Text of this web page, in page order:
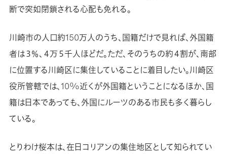
断で突如閉鎖される心配も免れる。
川崎市の人口約150万人のうち、国籍だけで見れば、外国籍
者は３％、４万５千人ほどだ。ただ、そのうちの約４割が、南部
に位置する川崎区に集住していることに着目したい。川崎区
役所管轄では、10%近くが外国籍ということになるほか、国
籍は日本であっても、外国にルーツのある市民も多く暮らし
ている。
とりわけ桜本は、在日コリアンの集住地区として知られてい